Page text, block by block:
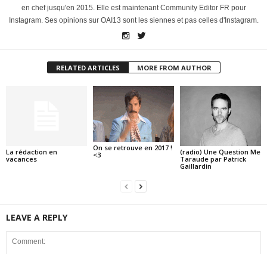
en chef jusqu'en 2015. Elle est maintenant Community Editor FR pour
Instagram. Ses opinions sur OAI13 sont les siennes et pas celles d'Instagram.
RELATED ARTICLES MORE FROM AUTHOR
La rédaction en
vacances
On se retrouve en 2017 !
<3
(radio) Une Question Me
Taraude par Patrick
Gaillardin
LEAVE A REPLY